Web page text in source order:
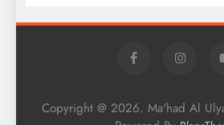
Copyright @ 2026. Ma'had Al